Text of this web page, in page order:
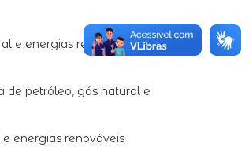
e energias renováveis.
de petróleo, gás natural e
energias renováveis